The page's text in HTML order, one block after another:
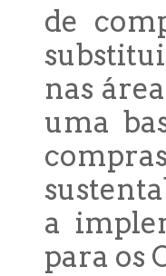
de
nas
uma
a
para os